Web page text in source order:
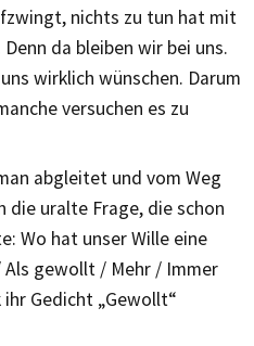
nichts zu tun hat mit
da bleiben wir bei uns.
wirklich wünschen. Darum
versuchen es zu
abgleitet und vom Weg
die uralte Frage, die schon
Wo hat unser Wille eine
Als gewollt / Mehr / Immer
Gedicht „Gewollt“